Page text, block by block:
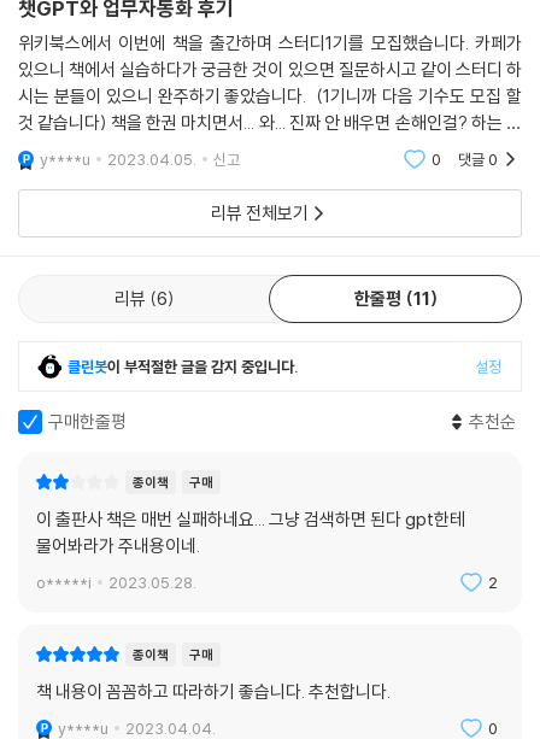
___슬라이드 제목의 위치도 통일하자
28. 파워포인트에서 표 디자인 통일하기
___파워포인트에서 표 디자인을 통일하자
___디자인 코드는 ChatGPT에게 섬세하게 요청해야 한다
___표 안에 있는 글자 크기를 바꾸자
___모든 셀에는 테두리가 4개 있다
___사진 수백 장을 파워포인트 슬라이드마다 한 장씩 넣기
30. 파이썬(Python)으로 포털 사이트의 뉴스 제목 추출하기
___설치하지 않고 브라우저에서 파이썬 사용하기
___다음 페이지 뉴스도 추출하기
31. 간단한 행사 안내용 웹 페이지 만들기(html)
___웹 페이지 만들기
32. 웹 페이지에서 데이터 시각화하기(D3)
___D3로 레이싱 차트 웹 페이지 만들기
33. 구글 시트에서 ChatGPT 함수 사용하기
___구글 시트에 ChatGPT를 넣을 수 있다고?
___구글 시트의 셀에서 GPT 함수를 쓸 수 있다
챗GPT와 업무자동화 후기
위키북스에서 이번에 책을 출간하며 스터디1기를 모집했습니다. 카페가
있으니 책에서 실습하다가 궁금한 것이 있으면 질문하시고 같이 스터디 하
시는 분들이 있으니 완주하기 좋았습니다. (1기니까 다음 기수도 모집 할
것 같습니다) 책을 한권 마치면서... 와... 진짜 안 배우면 손해인걸? 하는 생
각이 들었습니다. 인공지능이 무섭기도하고 신기하기도 하고... 저처럼 엑
셀이 무서웠
y****u 2023.04.05. 신고 0 댓글0
리뷰 전체보기
리뷰 6 한줄평 11
클린봇이 부적절한 글을 감지 중입니다. 설정
구매한줄평 추천순
종이책 구매
이 출판사 책은 매번 실패하네요... 그냥 검색하면 된다 gpt한테
물어봐라가 주내용이네.
o*****i 2023.05.28. 2
종이책 구매
책 내용이 꼼꼼하고 따라하기 좋습니다. 추천합니다.
y****u 2023.04.04. 0